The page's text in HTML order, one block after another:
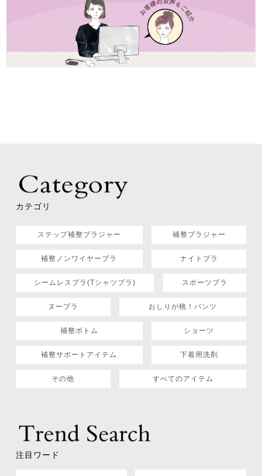
カテゴリ
ステップ補整ブラジャー 補整ブラジャー
補整ノンワイヤーブラ ナイトブラ
シームレスブラ(Tシャツブラ) スポーツブラ
ヌーブラ おしりが桃！パンツ
補整ボトム ショーツ
補整サポートアイテム 下着用洗剤
その他 すべてのアイテム
注目ワード